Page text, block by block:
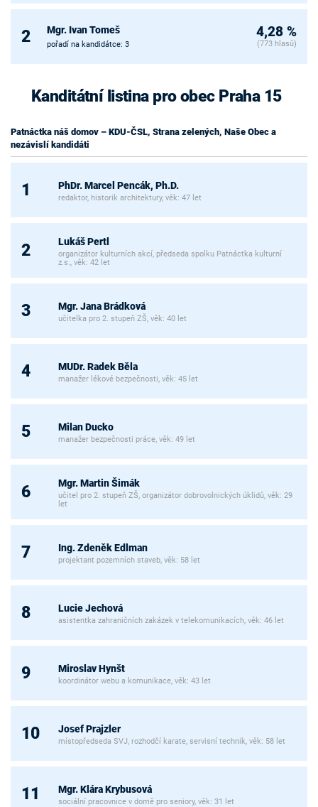
2 Mgr. Ivan Tomeš
pořadí na kandidátce: 3
4,28 %
(773 hlasů)
Kanditátní listina pro obec Praha 15
Patnáctka náš domov – KDU-ČSL, Strana zelených, Naše Obec a
nezávislí kandidáti
1 PhDr. Marcel Pencák, Ph.D.
redaktor, historik architektury, věk: 47 let
2 Lukáš Pertl
organizátor kulturních akcí, předseda spolku Patnáctka kulturní
z.s., věk: 42 let
3 Mgr. Jana Brádková
učitelka pro 2. stupeň ZŠ, věk: 40 let
4 MUDr. Radek Běla
manažer lékové bezpečnosti, věk: 45 let
5 Milan Ducko
manažer bezpečnosti práce, věk: 49 let
6 Mgr. Martin Šimák
učitel pro 2. stupeň ZŠ, organizátor dobrovolnických úklidů, věk: 29
let
7 Ing. Zdeněk Edlman
projektant pozemních staveb, věk: 58 let
8 Lucie Jechová
asistentka zahraničních zakázek v telekomunikacích, věk: 46 let
9 Miroslav Hynšt
koordinátor webu a komunikace, věk: 43 let
10 Josef Prajzler
místopředseda SVJ, rozhodčí karate, servisní technik, věk: 58 let
11 Mgr. Klára Krybusová
sociální pracovnice v domě pro seniory, věk: 31 let